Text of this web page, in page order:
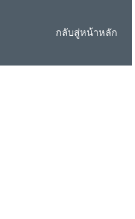
กลับสู่หน้าหลัก